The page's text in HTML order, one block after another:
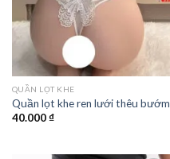
QUẦN LỌT KHE
Quần lọt khe ren lưới thêu bướm
40.000₫